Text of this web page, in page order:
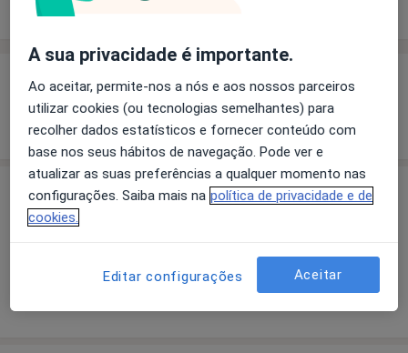
Experiência
Experiência
Mostrar mais detalhes
sobre a experiência
Preços
Sem informação sobre serviços e preços
Este especialista ainda não adicionou nenhuma
informação sobre serviços
A sua privacidade é importante.
Ao aceitar, permite-nos a nós e aos nossos parceiros
utilizar cookies (ou tecnologias semelhantes) para
recolher dados estatísticos e fornecer conteúdo com
base nos seus hábitos de navegação. Pode ver e
atualizar as suas preferências a qualquer momento nas
configurações. Saiba mais na política de privacidade e de
cookies.
Editar configurações Aceitar